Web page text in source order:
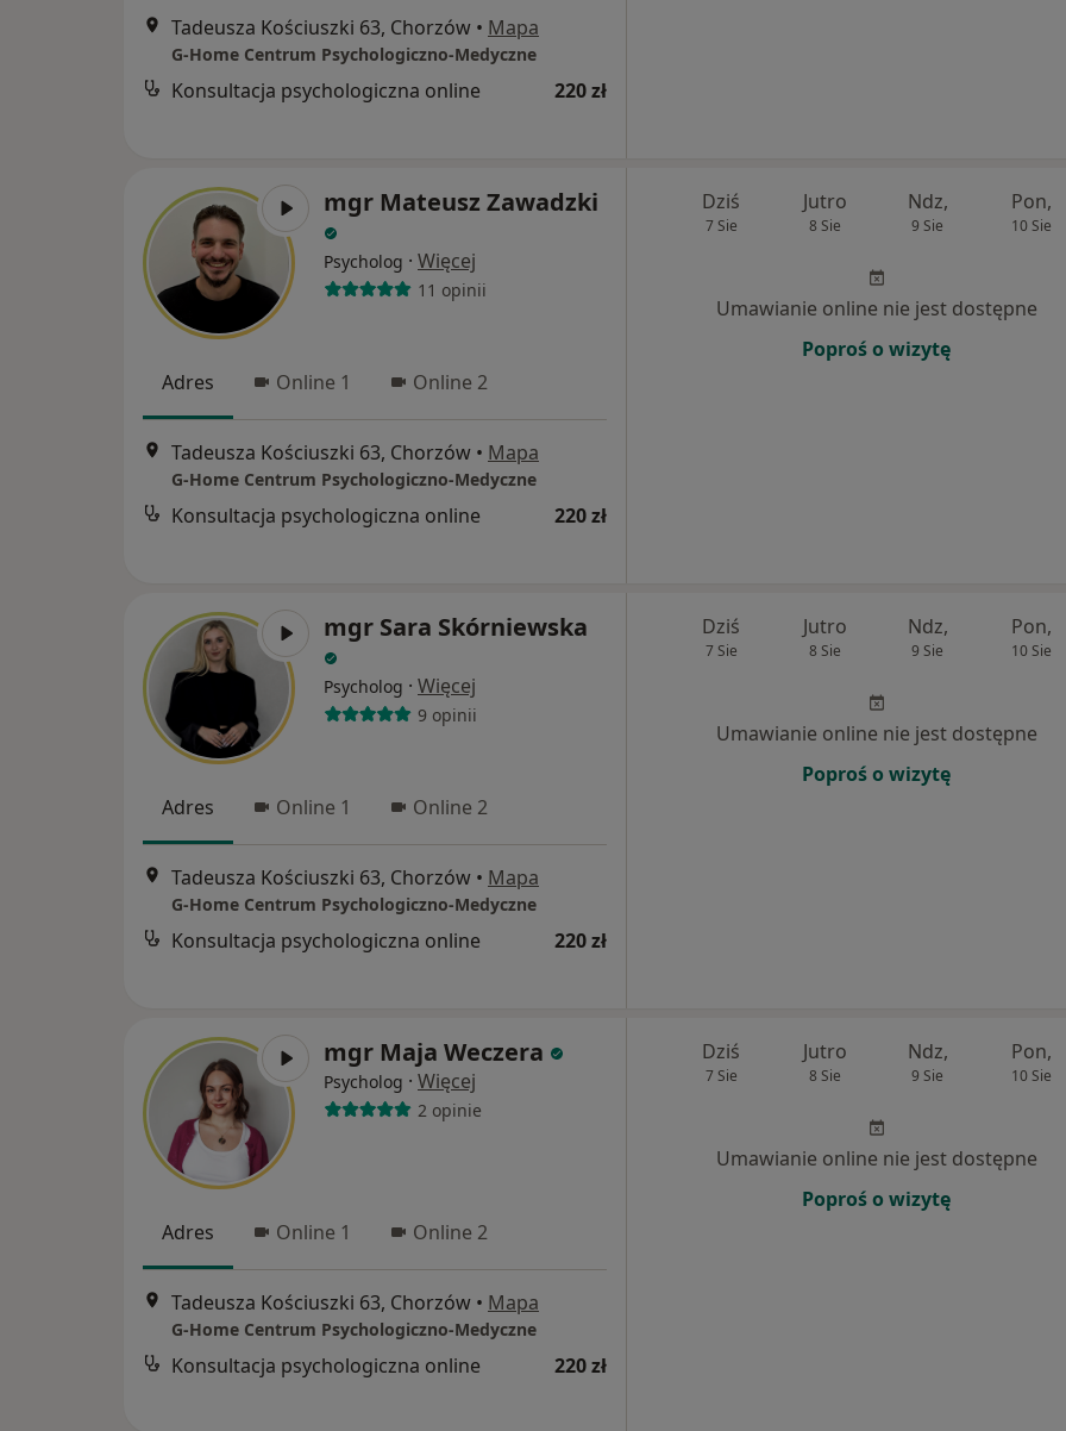
Tadeusza Kościuszki 63, Chorzów • Mapa
G-Home Centrum Psychologiczno-Medyczne
Konsultacja psychologiczna online 220 zł
mgr Mateusz Zawadzki
Psycholog · Więcej
11 opinii
Adres Online 1 Online 2
Tadeusza Kościuszki 63, Chorzów • Mapa
G-Home Centrum Psychologiczno-Medyczne
Konsultacja psychologiczna online 220 zł
Dziś
7 Sie
Jutro
8 Sie
Ndz,
9 Sie
Pon,
10 Sie
Umawianie online nie jest dostępne
Poproś o wizytę
mgr Sara Skórniewska
Psycholog · Więcej
9 opinii
Adres Online 1 Online 2
Tadeusza Kościuszki 63, Chorzów • Mapa
G-Home Centrum Psychologiczno-Medyczne
Konsultacja psychologiczna online 220 zł
Dziś
7 Sie
Jutro
8 Sie
Ndz,
9 Sie
Pon,
10 Sie
Umawianie online nie jest dostępne
Poproś o wizytę
mgr Maja Weczera
Psycholog · Więcej
2 opinie
Adres Online 1 Online 2
Tadeusza Kościuszki 63, Chorzów • Mapa
G-Home Centrum Psychologiczno-Medyczne
Konsultacja psychologiczna online 220 zł
Dziś
7 Sie
Jutro
8 Sie
Ndz,
9 Sie
Pon,
10 Sie
Umawianie online nie jest dostępne
Poproś o wizytę